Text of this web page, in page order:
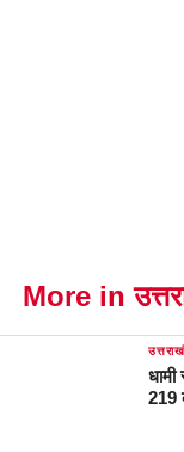
More in
219